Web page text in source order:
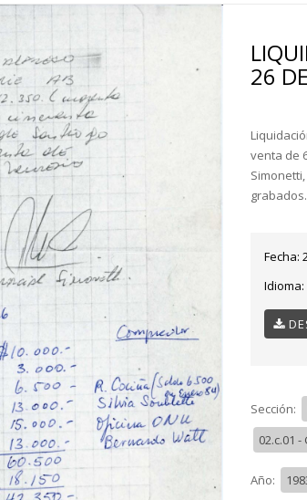
26
venta de
grabados.
Fecha:
Idioma:
Sección:
02.c.01
Año: